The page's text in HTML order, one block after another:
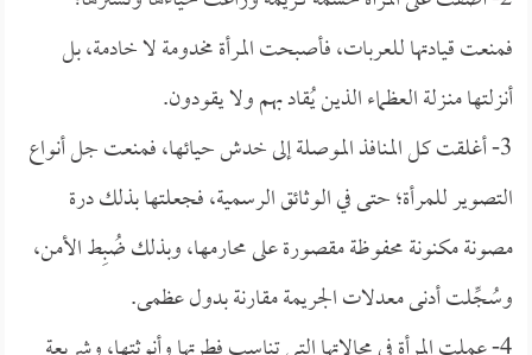
فمنعت قيادتها للعربات، فأصبحت المرأة مخدومة لا خادمة، بل
أنزلتها منـزلة العظماء الذين يُقاد بهم ولا يقودون.
3- أغلقت كل المنافذ الموصلة إلى خدش حيائها، فمنعت جل أنواع
التصوير للمرأة؛ حتى في الوثائق الرسمية، فجعلتها بذلك درة
مصونة مكنونة محفوظة مقصورة على محارمها، وبذلك ضُبِط الأمن،
وسُجِّلت أدنى معدلات الجريمة مقارنة بدول عظمى.